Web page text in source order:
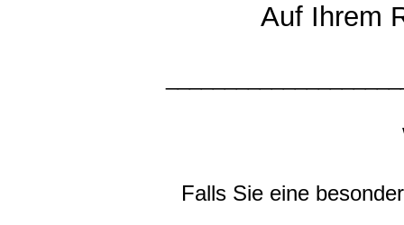
Auf Ihrem
Falls Sie eine